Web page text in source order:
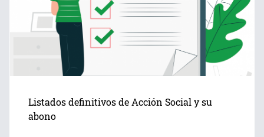
Listados definitivos de Acción Social y su
abono